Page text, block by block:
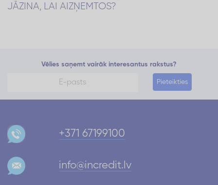
JĀZINA, LAI AIZŅEMTOS?
Vēlies saņemt vairāk interesantus rakstus?
Pieteikties
+371 67199100
info@incredit.lv